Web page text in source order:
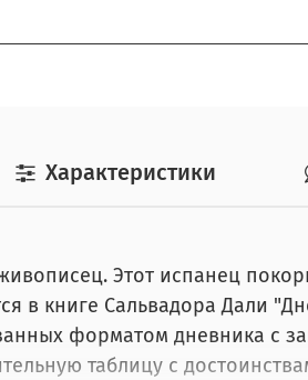
Характеристики
Этот испанец
в книге Сальвадора Дали
форматом дневника с
таблицу с